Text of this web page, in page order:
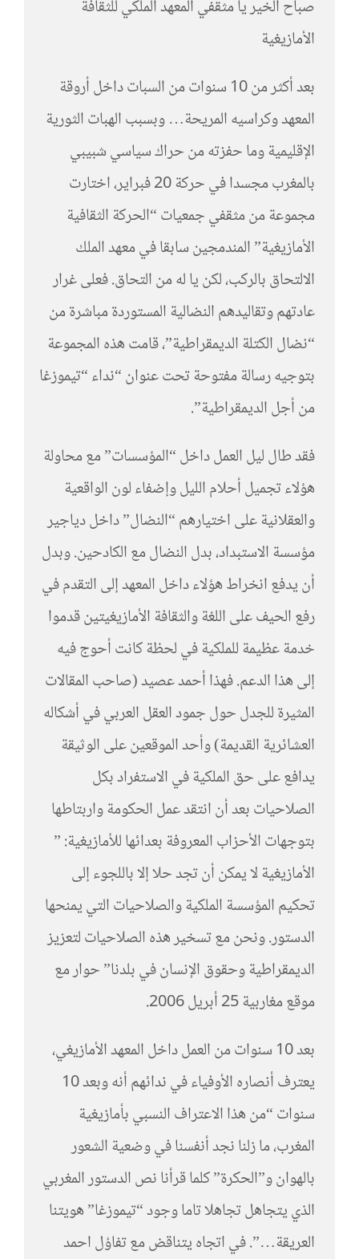
صباح الخير يا مثقفي المعهد الملكي للثقافة
الأمازيغية
بعد أكثر من 10 سنوات من السبات داخل أروقة
المعهد وكراسيه المريحة… وبسبب الهبات الثورية
الإقليمية وما حفزته من حراك سياسي شبيبي
بالمغرب مجسدا في حركة 20 فبراير، اختارت
مجموعة من مثقفي جمعيات “الحركة الثقافية
الأمازيغية” المندمجين سابقا في معهد الملك
الالتحاق بالركب، لكن يا له من التحاق. فعلى غرار
عادتهم وتقاليدهم النضالية المستوردة مباشرة من
“نضال الكتلة الديمقراطية”، قامت هذه المجموعة
بتوجيه رسالة مفتوحة تحت عنوان “نداء “تيموزغا
من أجل الديمقراطية”.
فقد طال ليل العمل داخل “المؤسسات” مع محاولة
هؤلاء تجميل أحلام الليل وإضفاء لون الواقعية
والعقلانية على اختيارهم “النضال” داخل دياجير
مؤسسة الاستبداد، بدل النضال مع الكادحين. وبدل
أن يدفع انخراط هؤلاء داخل المعهد إلى التقدم في
رفع الحيف على اللغة والثقافة الأمازيغيتين قدموا
خدمة عظيمة للملكية في لحظة كانت أحوج فيه
إلى هذا الدعم. فهذا أحمد عصيد (صاحب المقالات
المثيرة للجدل حول جمود العقل العربي في أشكاله
العشائرية القديمة) وأحد الموقعين على الوثيقة
يدافع على حق الملكية في الاستفراد بكل
الصلاحيات بعد أن انتقد عمل الحكومة واربتاطها
بتوجهات الأحزاب المعروفة بعدائها للأمازيغية: ”
الأمازيغية لا يمكن أن تجد حلا إلا باللجوء إلى
تحكيم المؤسسة الملكية والصلاحيات التي يمنحها
الدستور. ونحن مع تسخير هذه الصلاحيات لتعزيز
الديمقراطية وحقوق الإنسان في بلدنا” حوار مع
موقع مغاربية 25 أبريل 2006.
بعد 10 سنوات من العمل داخل المعهد الأمازيغي،
يعترف أنصاره الأوفياء في ندائهم أنه وبعد 10
سنوات “من هذا الاعتراف النسبي بأمازيغية
المغرب، ما زلنا نجد أنفسنا في وضعية الشعور
بالهوان و”الحكرة” كلما قرأنا نص الدستور المغربي
الذي يتجاهل تجاهلا تاما وجود “تيموزغا” هويتنا
العريقة…”. في اتجاه يتناقض مع تفاؤل احمد